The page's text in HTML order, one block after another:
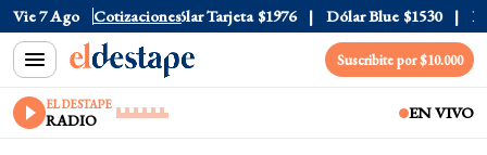
Vie 7 Ago Cotizaciones
Oficial $1520 Dólar Tarjeta $1976 Dólar Blue $1530
Suscribite por $10.000
EL DESTAPE
RADIO EN VIVO